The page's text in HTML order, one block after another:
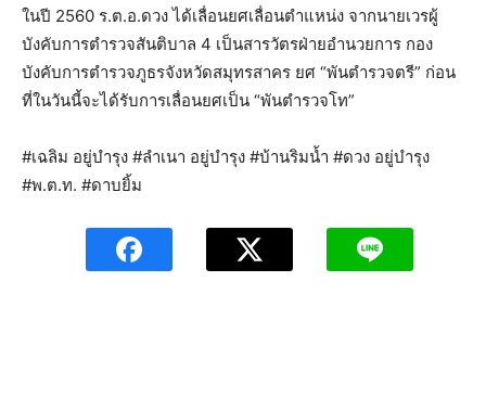
ในปี 2560 ร.ต.อ.ดวง ได้เลื่อนยศเลื่อนตำแหน่ง จากนายเวรผู้
บังคับการตำรวจสันติบาล 4 เป็นสารวัตรฝ่ายอำนวยการ กอง
บังคับการตำรวจภูธรจังหวัดสมุทรสาคร ยศ “พันตำรวจตรี” ก่อน
ที่ในวันนี้จะได้รับการเลื่อนยศเป็น “พันตำรวจโท”
#เฉลิม อยู่บำรุง #ลำเนา อยู่บำรุง #บ้านริมน้ำ #ดวง อยู่บำรุง
#พ.ต.ท. #ดาบยิ้ม